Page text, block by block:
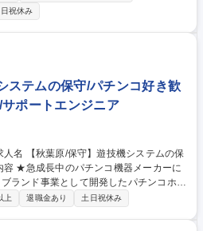
レクトに直結す
経営層に近いポジションです【詳細】■
案および実行■売上や利益の最大化に向
業とのアライアンス構築、チャネル最
進、与信判断■メンバーの採用、育成、
事内容変更の範囲：当社業務全般) 募集
ネージャー(事業責任者候補)】年休127日/
祝休み
ステムの保守/パチンコ好き歓
ポートエンジニア
ランド事業として開発したパチンコホー
て、ホールシステムの「保守メンテンナ
上 退職金あり 土日祝休み